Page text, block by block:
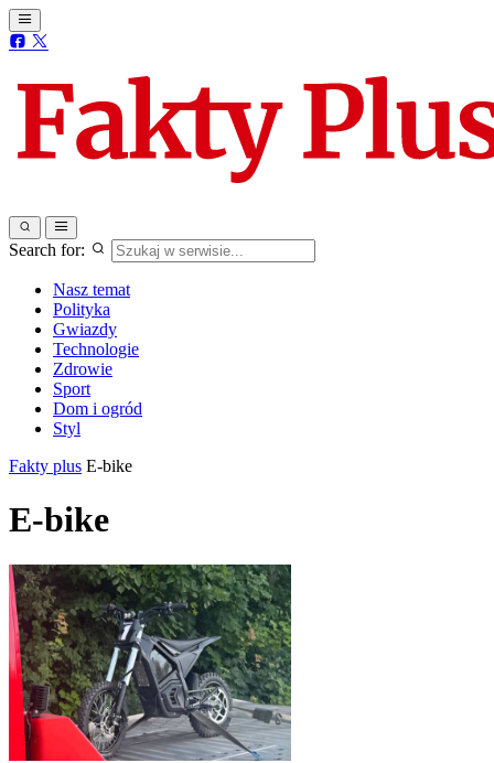
Search for:
Nasz temat
Polityka
Gwiazdy
Technologie
Zdrowie
Sport
Dom i ogród
Styl
Fakty plus E-bike
E-bike